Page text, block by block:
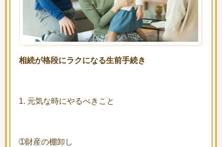
相続が格段にラクになる生前手続き
1. 元気な時にやるべきこと
➀財産の棚卸し